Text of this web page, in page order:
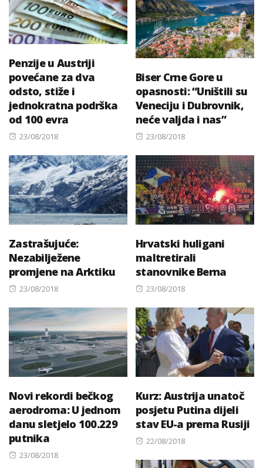
Penzije u Austriji
povećane za dva
odsto, stiže i
jednokratna podrška
od 100 evra
Posted
23/08/2018
Biser Crne Gore u
opasnosti: “Uništili su
Veneciju i Dubrovnik,
neće valjda i nas”
Posted
23/08/2018
Zastrašujuće:
Nezabilježene
promjene na Arktiku
Posted
23/08/2018
Hrvatski huligani
maltretirali
stanovnike Berna
Posted
23/08/2018
Novi rekordi bečkog
aerodroma: U jednom
danu sletjelo 100.229
putnika
Posted
23/08/2018
Kurz: Austrija unatoč
posjetu Putina dijeli
stav EU-a prema Rusiji
Posted
22/08/2018